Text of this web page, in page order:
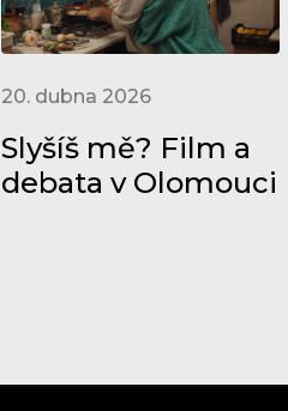
20. dubna 2026
Slyšíš mě? Film a
debata v Olomouci